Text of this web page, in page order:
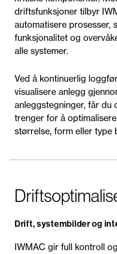
driftsfunksjoner tilbyr
automatisere prosesser,
funksjonalitet og
alle systemer.
Ved å kontinuerlig
visualisere anlegg
anleggstegninger, får du
trenger for å
størrelse, form eller type
Drift, systembilder og
IWMAC gir full kontroll